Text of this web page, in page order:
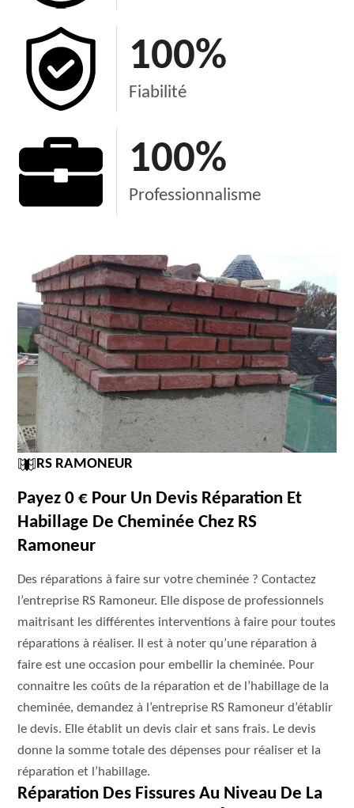
100%
Fiabilité
100%
Professionnalisme
RS RAMONEUR
Payez 0 € Pour Un Devis Réparation Et
Habillage De Cheminée Chez RS
Ramoneur
Des réparations à faire sur votre cheminée ? Contactez
l’entreprise RS Ramoneur. Elle dispose de professionnels
maitrisant les différentes interventions à faire pour toutes
réparations à réaliser. Il est à noter qu’une réparation à
faire est une occasion pour embellir la cheminée. Pour
connaitre les coûts de la réparation et de l’habillage de la
cheminée, demandez à l’entreprise RS Ramoneur d’établir
le devis. Elle établit un devis clair et sans frais. Le devis
donne la somme totale des dépenses pour réaliser et la
réparation et l’habillage.
Réparation Des Fissures Au Niveau De La